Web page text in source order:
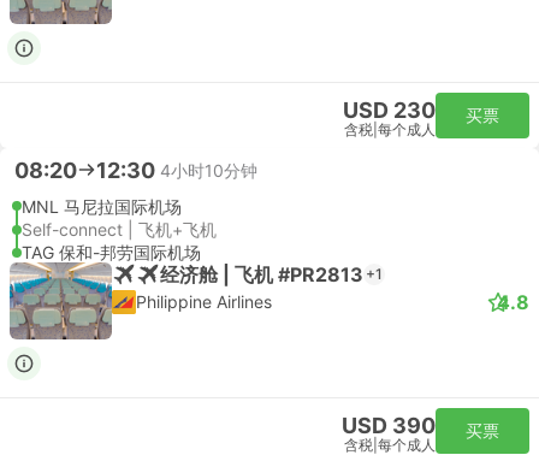
USD 230
含税 每个成人
买票
08:20 12:30 4小时10分钟
MNL 马尼拉国际机场
Self-connect | 飞机+飞机
TAG 保和-邦劳国际机场
经济舱 | 飞机 #PR2813 +1
Philippine Airlines 4.8
USD 390
含税 每个成人
买票